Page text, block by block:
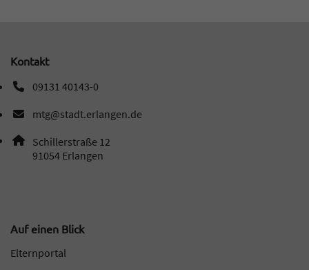
Kontakt
09131 40143-0
Telefonnummer: 0 9 1 3 1 4 0 1 4 3 0
mtg@stadt.erlangen.de
E-Mail Adresse: mtg@stadt.erlangen.de
Adresse:
Schillerstraße 12
91054 , 9 1 0 5 4
Erlangen
Auf einen Blick
Elternportal